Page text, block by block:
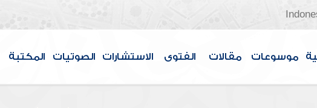
موسوعات مقالات الفتوى الاستشارات الصوتيات المكتبة